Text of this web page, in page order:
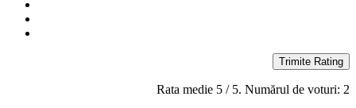
Trimite Rating
Rata medie 5 / 5. Numărul de voturi: 2